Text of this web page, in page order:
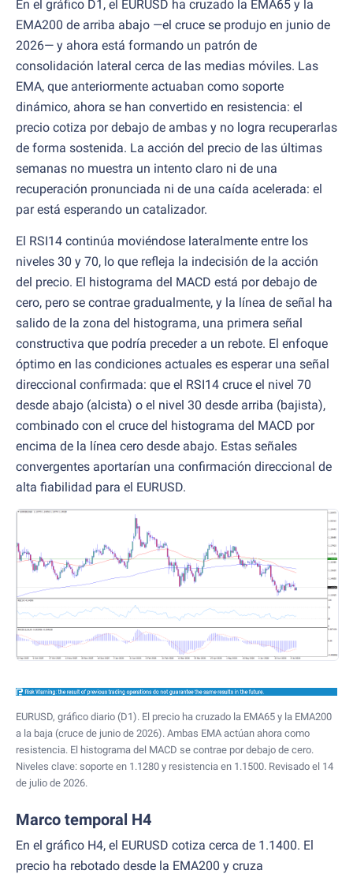
En el gráfico D1, el EURUSD ha cruzado la EMA65 y la
EMA200 de arriba abajo —el cruce se produjo en junio de
2026— y ahora está formando un patrón de
consolidación lateral cerca de las medias móviles. Las
EMA, que anteriormente actuaban como soporte
dinámico, ahora se han convertido en resistencia: el
precio cotiza por debajo de ambas y no logra recuperarlas
de forma sostenida. La acción del precio de las últimas
semanas no muestra un intento claro ni de una
recuperación pronunciada ni de una caída acelerada: el
par está esperando un catalizador.
El RSI14 continúa moviéndose lateralmente entre los
niveles 30 y 70, lo que refleja la indecisión de la acción
del precio. El histograma del MACD está por debajo de
cero, pero se contrae gradualmente, y la línea de señal ha
salido de la zona del histograma, una primera señal
constructiva que podría preceder a un rebote. El enfoque
óptimo en las condiciones actuales es esperar una señal
direccional confirmada: que el RSI14 cruce el nivel 70
desde abajo (alcista) o el nivel 30 desde arriba (bajista),
combinado con el cruce del histograma del MACD por
encima de la línea cero desde abajo. Estas señales
convergentes aportarían una confirmación direccional de
alta fiabilidad para el EURUSD.
EURUSD, gráfico diario (D1). El precio ha cruzado la EMA65 y la EMA200
a la baja (cruce de junio de 2026). Ambas EMA actúan ahora como
resistencia. El histograma del MACD se contrae por debajo de cero.
Niveles clave: soporte en 1.1280 y resistencia en 1.1500. Revisado el 14
de julio de 2026.
Marco temporal H4
En el gráfico H4, el EURUSD cotiza cerca de 1.1400. El
precio ha rebotado desde la EMA200 y cruza